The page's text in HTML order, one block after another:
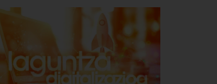
hobetzeko.